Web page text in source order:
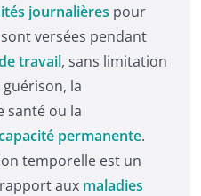
journalières pour
sont versées pendant
travail, sans limitation
guérison, la
santé ou la
permanente.
temporelle est un
aux maladies